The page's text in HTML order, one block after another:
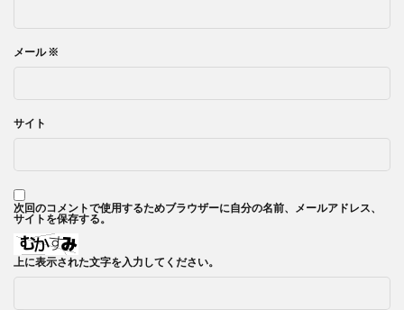
メール※
サイト
次回のコメントで使用するためブラウザーに自分の名前、メールアドレス、
サイトを保存する。
上に表示された文字を入力してください。